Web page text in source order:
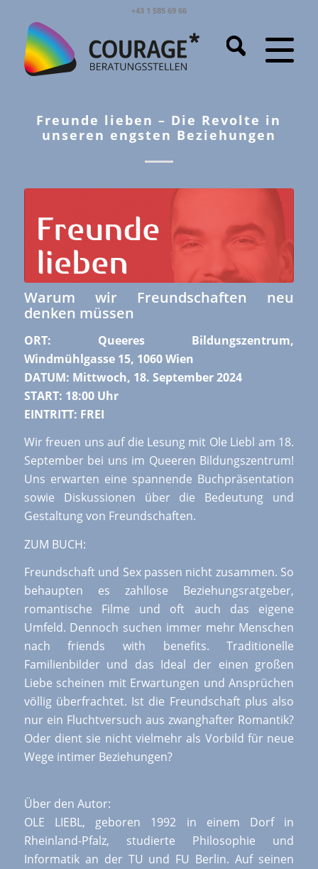
+43 1 585 69 66
Freunde lieben – Die Revolte in
unseren engsten Beziehungen
Warum wir Freundschaften neu
denken müssen
ORT: Queeres Bildungszentrum,
Windmühlgasse 15, 1060 Wien
DATUM: Mittwoch, 18. September 2024
START: 18:00 Uhr
EINTRITT: FREI
Wir freuen uns auf die Lesung mit Ole Liebl am 18.
September bei uns im Queeren Bildungszentrum!
Uns erwarten eine spannende Buchpräsentation
sowie Diskussionen über die Bedeutung und
Gestaltung von Freundschaften.
ZUM BUCH:
Freundschaft und Sex passen nicht zusammen. So
behaupten es zahllose Beziehungsratgeber,
romantische Filme und oft auch das eigene
Umfeld. Dennoch suchen immer mehr Menschen
nach friends with benefits. Traditionelle
Familienbilder und das Ideal der einen großen
Liebe scheinen mit Erwartungen und Ansprüchen
völlig überfrachtet. Ist die Freundschaft plus also
nur ein Fluchtversuch aus zwanghafter Romantik?
Oder dient sie nicht vielmehr als Vorbild für neue
Wege intimer Beziehungen?
Über den Autor:
OLE LIEBL, geboren 1992 in einem Dorf in
Rheinland-Pfalz, studierte Philosophie und
Informatik an der TU und FU Berlin. Auf seinen